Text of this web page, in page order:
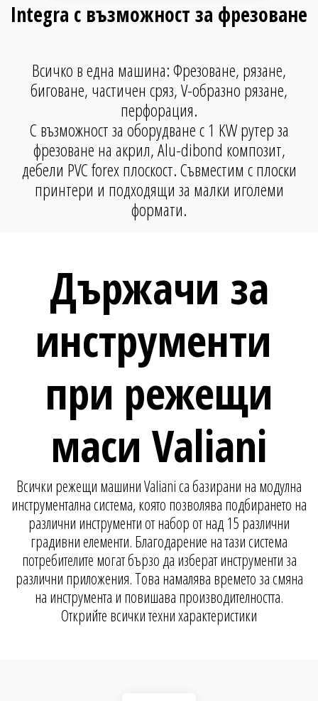
Integra с възможност за фрезоване
Всичко в една машина: Фрезоване, рязане,
биговане, частичен сряз, V-образно рязане,
перфорация.
С възможност за оборудване с 1 KW рутер за
фрезоване на акрил, Alu-dibond композит,
дебели PVC forex плоскост. Съвместим с плоски
принтери и подходящи за малки иголеми
формати.
Държачи за
инструменти
при режещи
маси Valiani
Всички режещи машини Valiani са базирани на модулна
инструментална система, която позволява подбирането на
различни инструменти от набор от над 15 различни
градивни елементи. Благодарение на тази система
потребителите могат бързо да изберат инструменти за
различни приложения. Това намалява времето за смяна
на инструмента и повишава производителността.
Открийте всички техни характеристики